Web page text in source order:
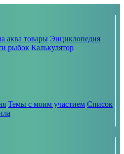
аква товары Энциклопедия
рыбок Калькулятор
Темы с моим участием Список